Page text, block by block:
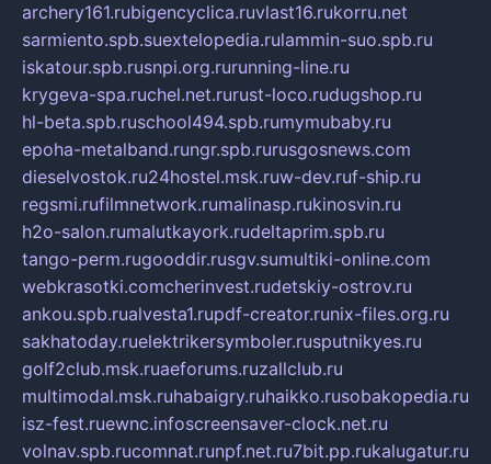
archery161.rubigencyclica.ruvlast16.rukorru.net
sarmiento.spb.suextelopedia.rulammin-suo.spb.ru
iskatour.spb.rusnpi.org.rurunning-line.ru
krygeva-spa.ruchel.net.rurust-loco.rudugshop.ru
hl-beta.spb.ruschool494.spb.rumymubaby.ru
epoha-metalband.rungr.spb.rurusgosnews.com
dieselvostok.ru24hostel.msk.ruw-dev.ruf-ship.ru
regsmi.rufilmnetwork.rumalinasp.rukinosvin.ru
h2o-salon.rumalutkayork.rudeltaprim.spb.ru
tango-perm.rugooddir.rusgv.sumultiki-online.com
webkrasotki.comcherinvest.rudetskiy-ostrov.ru
ankou.spb.rualvesta1.rupdf-creator.runix-files.org.ru
sakhatoday.ruelektrikersymboler.rusputnikyes.ru
golf2club.msk.ruaeforums.ruzallclub.ru
multimodal.msk.ruhabaigry.ruhaikko.rusobakopedia.ru
isz-fest.ruewnc.infoscreensaver-clock.net.ru
volnav.spb.rucomnat.runpf.net.ru7bit.pp.rukalugatur.ru